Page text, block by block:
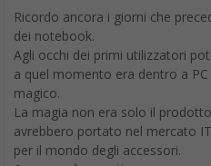
Ricordo ancora i giorni che
dei notebook.
Agli occhi dei primi utilizzatori
a quel momento era dentro a
magico.
La magia non era solo il
avrebbero portato nel mercato
per il mondo degli accessori.